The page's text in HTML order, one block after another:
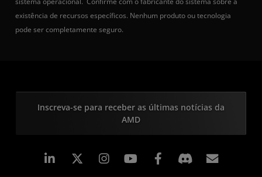
existência de recursos específicos. Nenhum produto ou tecnologia
pode ser completamente seguro.
Inscreva-se para receber as últimas notícias da
AMD
Linkedin Instagram Facebook